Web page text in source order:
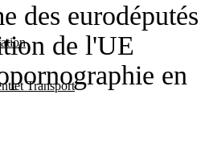
et Transport
des eurodéputés
de l'UE
en